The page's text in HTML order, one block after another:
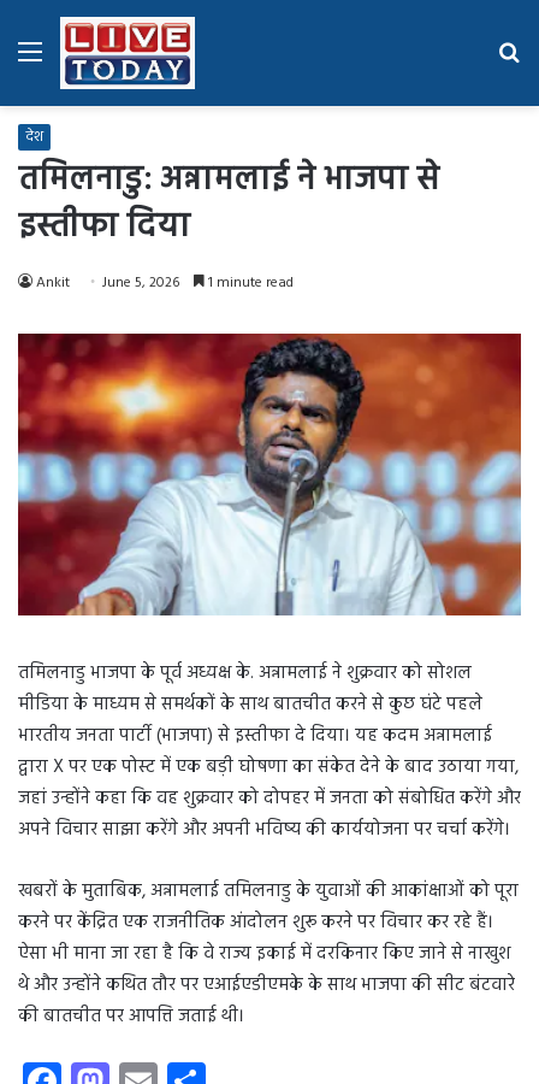
Menu
देश
तमिलनाडु: अन्नामलाई ने भाजपा से
इस्तीफा दिया
Ankit June 5, 2026 1 minute read
तमिलनाडु भाजपा के पूर्व अध्यक्ष के. अन्नामलाई ने शुक्रवार को सोशल
मीडिया के माध्यम से समर्थकों के साथ बातचीत करने से कुछ घंटे पहले
भारतीय जनता पार्टी (भाजपा) से इस्तीफा दे दिया। यह कदम अन्नामलाई
द्वारा X पर एक पोस्ट में एक बड़ी घोषणा का संकेत देने के बाद उठाया गया,
जहां उन्होंने कहा कि वह शुक्रवार को दोपहर में जनता को संबोधित करेंगे और
अपने विचार साझा करेंगे और अपनी भविष्य की कार्ययोजना पर चर्चा करेंगे।
खबरों के मुताबिक, अन्नामलाई तमिलनाडु के युवाओं की आकांक्षाओं को पूरा
करने पर केंद्रित एक राजनीतिक आंदोलन शुरू करने पर विचार कर रहे हैं।
ऐसा भी माना जा रहा है कि वे राज्य इकाई में दरकिनार किए जाने से नाखुश
थे और उन्होंने कथित तौर पर एआईएडीएमके के साथ भाजपा की सीट बंटवारे
की बातचीत पर आपत्ति जताई थी।